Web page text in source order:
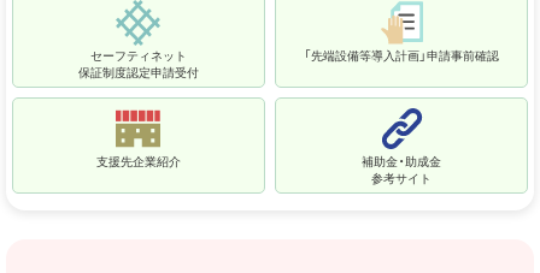
セーフティネット
保証制度認定申請受付
「先端設備等導入計画」申請事前確認
支援先企業紹介
補助金・助成金
参考サイト